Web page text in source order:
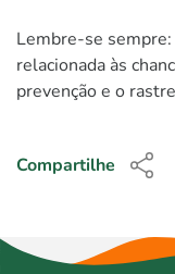
Lembre-se
relacionada às
prevenção e o
Compartilhe